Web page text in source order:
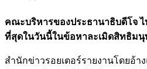
คณะบริหารของประธานาธิบดีโจ
ที่สุดในวันนี้ในข้อหาละเมิดสิทธิม
สำนักข่าวรอยเตอร์รายงานโดยอ้